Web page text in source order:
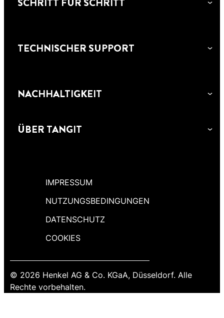
TECHNISCHER SUPPORT
NACHHALTIGKEIT
ÜBER TANGIT
IMPRESSUM
NUTZUNGSBEDINGUNGEN
DATENSCHUTZ
COOKIES
© 2026 Henkel AG & Co. KGaA, Düsseldorf. Alle
Rechte vorbehalten.